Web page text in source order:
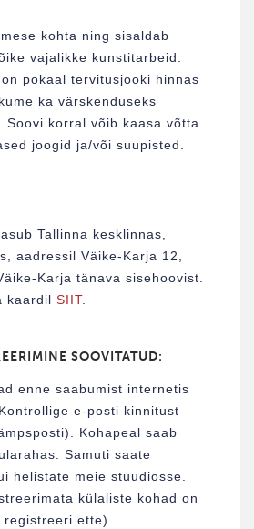
kohta ning sisaldab
vajalikke kunstitarbeid.
pokaal tervitusjooki hinnas
ka värskenduseks
Soovi korral võib kaasa võtta
joogid ja/või suupisted.
Tallinna kesklinnas,
aadressil Väike-Karja 12,
Karja tänava sisehoovist.
kaardil SIIT.
SOOVITATUD:
enne saabumist internetis
e-posti kinnitust
Kohapeal saab
Samuti saate
helistate meie stuudiosse.
külaliste kohad on
registreeri ette)